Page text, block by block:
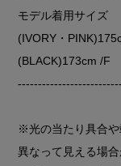
モデル着用サイズ
(IVORY・
(BLACK)173cm /F
※光の当たり具合や
異なって見える場